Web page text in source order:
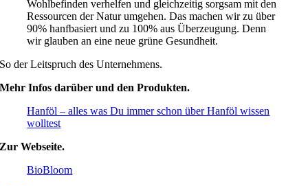
Wohlbefinden verhelfen und gleichzeitig sorgsam mit den
Ressourcen der Natur umgehen. Das machen wir zu über
90% hanfbasiert und zu 100% aus Überzeugung. Denn
wir glauben an eine neue grüne Gesundheit.
So der Leitspruch des Unternehmens.
Mehr Infos darüber und den Produkten.
Hanföl – alles was Du immer schon über Hanföl wissen
wolltest
Zur Webseite.
BioBloom